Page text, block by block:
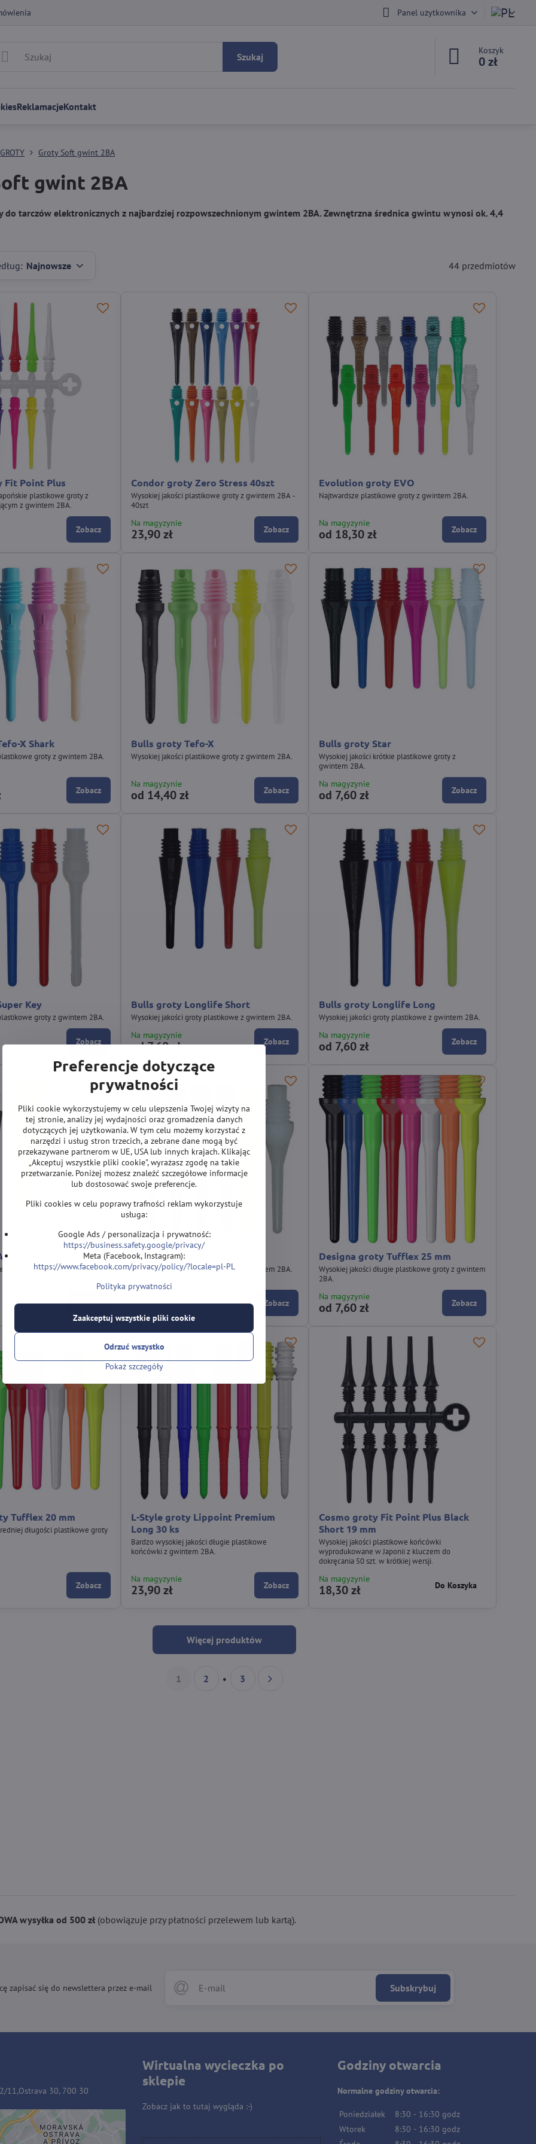
Panel użytkownika
Szukaj
Koszyk
0 zł
ReklamacjeKontakt
GROTY Groty Soft gwint 2BA
gwint 2BA
do tarczów elektronicznych z najbardziej rozpowszechnionym gwintem 2BA. Zewnętrzna średnica gwintu wynosi ok. 4,4
Najnowsze 44 przedmiotów
Fit Point Plus
plastikowe groty z
z gwintem 2BA.
Zobacz
Condor groty Zero Stress 40szt
Wysokiej jakości plastikowe groty z gwintem 2BA -
40szt
Na magyzynie
23,90 zł Zobacz
Evolution groty EVO
Najtwardsze plastikowe groty z gwintem 2BA.
Na magyzynie
od 18,30 zł Zobacz
X Shark
groty z gwintem 2BA.
Zobacz
Bulls groty Tefo-X
Wysokiej jakości plastikowe groty z gwintem 2BA.
Na magyzynie
od 14,40 zł Zobacz
Bulls groty Star
Wysokiej jakości krótkie plastikowe groty z
gwintem 2BA.
Na magyzynie
od 7,60 zł Zobacz
Key
groty z gwintem 2BA.
Zobacz
Bulls groty Longlife Short
Wysokiej jakości groty plastikowe z gwintem 2BA.
Na magyzynie
od 7,60 zł Zobacz
Bulls groty Longlife Long
Wysokiej jakości groty plastikowe z gwintem 2BA.
Na magyzynie
od 7,60 zł Zobacz
Short
groty z gwintem 2BA.
Zobacz
Bulls groty Ballpoint
Wysokiej jakości plastikowe groty z gwintem 2BA.
od 7,60 zł Zobacz
Designa groty Tufflex 25 mm
Wysokiej jakości długie plastikowe groty z gwintem
2BA.
Na magyzynie
od 7,60 zł Zobacz
Tufflex 20 mm
długości plastikowe groty
Zobacz
L-Style groty Lippoint Premium
Long 30 ks
Bardzo wysokiej jakości długie plastikowe
końcówki z gwintem 2BA.
Na magyzynie
23,90 zł Zobacz
Cosmo groty Fit Point Plus Black
Short 19 mm
Wysokiej jakości plastikowe końcówki
wyprodukowane w Japonii z kluczem do
dokręcania 50 szt. w krótkiej wersji.
Na magyzynie
18,30 zł Do Koszyka
Więcej produktów
1 2 3
wysyłka od 500 zł(obowiązuje przy płatności przelewem lub kartą).
Subskrybuj
zapisać się do newslettera przez e-mail
11,Ostrava 30, 700 30
Wirtualna wycieczka po
sklepie
Zobacz jak to tutaj wygląda :-)
Godziny otwarcia
Normalne godziny otwarcia:
Poniedziałek 8:30 - 16:30 godz
Wtorek
8:30 - 16:30 godz
Preferencje dotyczące
prywatności
Pliki cookie wykorzystujemy w celu ulepszenia Twojej wizyty na
tej stronie, analizy jej wydajności oraz gromadzenia danych
dotyczących jej użytkowania. W tym celu możemy korzystać z
narzędzi i usług stron trzecich, a zebrane dane mogą być
przekazywane partnerom w UE, USA lub innych krajach. Klikając
„Akceptuj wszystkie pliki cookie", wyrażasz zgodę na takie
przetwarzanie. Poniżej możesz znaleźć szczegółowe informacje
lub dostosować swoje preferencje.
Pliki cookies w celu poprawy trafności reklam wykorzystuje
usługa:
Google Ads / personalizacja i prywatność:
https://business.safety.google/privacy/
Meta (Facebook, Instagram):
https://www.facebook.com/privacy/policy/?locale=pl-PL
Polityka prywatności
Pokaż szczegóły
Zaakceptuj wszystkie pliki cookie
Odrzuć wszystko